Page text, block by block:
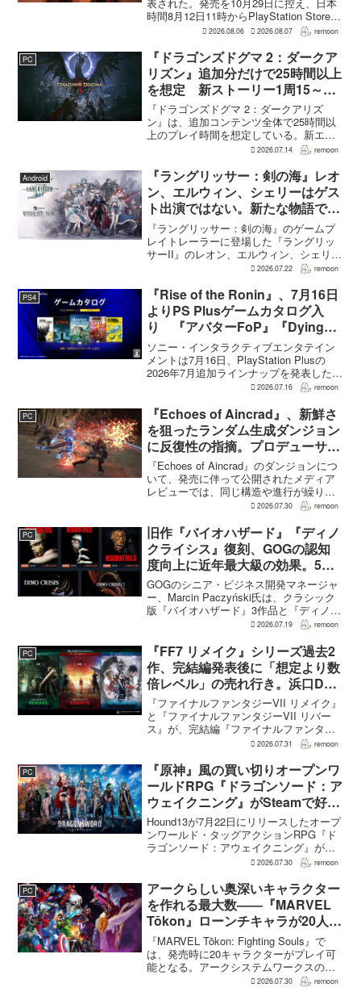
時間8月12日11時からPlayStation Store、
Steam、Epic Games Storeで予約受付が
2026.08.06 2026.08.07 remoon
PC
『ドラゴンズドグマ 2：ダークア
リズン』追加分だけで25時間以上
を想定 新ストーリー1周15～20
時間、12種ダンジョンは各30分
～1時間
『ドラゴンズドグマ 2：ダークアリズ
ン』は、追加コンテンツ全体で25時間以
上のプレイ時間を想定している。新エリ
ア「ノルガン」で展開されるメインシナ
追加される12種類のユニークダンジョン
「忘れられた試...
2026.07.14 remoon
Android
『ラングリッサー：剣の海』レオ
ン、エルウィン、シェリーはゲス
ト出演ではない。新たな物語で重
要な役割を担う
『ラングリッサー：剣の海』のゲームプ
レイトレーラーに登場した『ラングリッ
サーII』のレオン、エルウィン、シェリー
は、単なるファンサービスやゲスト出演
を担う。ファミ通のメールインタビュー
で本作のプロデューサ...
2026.07.22 remoon
PS4
『Rise of the Ronin』、7月16日
よりPS Plusゲームカタログ入
り 『アバターFoP』『Dying
Light』なども順次配信
ソニー・インタラクティブエンタテイン
メントは7月16日、PlayStation Plusの
2026年7月追加ラインナップを発表した。
幕末の日本を舞台とするTeam NINJAのオ
the Ron...
2026.07.16 remoon
PC
『Echoes of Aincrad』、新鮮さ
を狙ったランダム生成ダンジョン
に反復性の指摘。プロデューサー
は発売前に採用理由を説明
『Echoes of Aincrad』のダンジョンにつ
いて、発売に伴って公開されたメディア
レビューでは、同じ構造や進行が繰り返
されるとの評価が出ている。発売前の7月
は、ゲーム総合プロデューサーの二見鷹
介氏が...
2026.07.30 remoon
PC
旧作『バイオハザード』『ディノ
クライシス』復刻、GOGの認知
度向上に近年最大級の効果。5作
品は90％超の肯定的評価
GOGのシニア・ビジネス開発マネージャ
ー、Marcin Paczyński氏は、クラシック
版『バイオハザード』3作品と『ディノク
ライシス』2作品の復刻が、近年のGOG
上に認知度向上へ貢献したと語った。現
在...
2026.07.19 remoon
PC
『FF7 リメイク』シリーズ過去2
作、完結編発表後に「想定より数
倍レベル」の売れ行き。浜口Dが
明かす
『ファイナルファンタジーVII リメイク』
と『ファイナルファンタジーVII リバー
ス』が、完結編『ファイナルファンタジ
ーVII リベレーション』の発表後、「我々
ると、シリーズディレクターの浜口直樹
氏がAU...
2026.07.31 remoon
PC
『原神』風の買い切りオープンワ
ールドRPG『ドラゴンソード：ア
ウェイクニング』がSteamで好発
進。価格3,480円、レビュー5,000
件超で約90％好評
Hound13が7月22日にリリースしたオープ
ンワールド・タッグアクションRPG『ド
ラゴンソード：アウェイクニング』が、
Steamで好調なスタートを切った。7月30
ユーザーレビューは5,710件に達し、う...
2026.07.30 remoon
PC
アークらしい奥深いキャラクター
を作れる最大数――『MARVEL
Tōkon』ローンチキャラが20人に
なった理由
『MARVEL Tōkon: Fighting Souls』で
は、発売時に20キャラクターがプレイ可
能となる。アークシステムワークスの山
中丈嗣プロデューサーは、この人数につ
2026.07.30 remoon